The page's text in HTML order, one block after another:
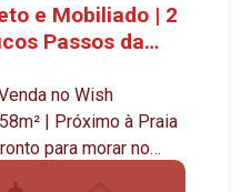
e Mobiliado | 2
Passos da
no Wish
| Próximo à Praia
para morar no
recente com